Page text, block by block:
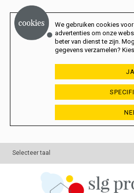
We gebruiken cookies
advertenties om onze
beter van dienst te zijn.
gegevens verzamelen?
JA
Selecteer taal